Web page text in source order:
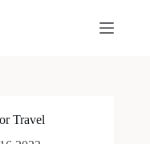
Travel